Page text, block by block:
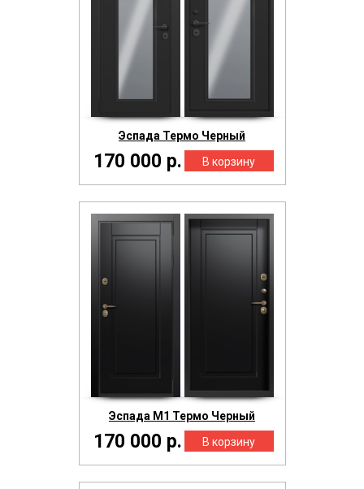
Эспада Термо Черный
170 000 р.
Эспада М1 Термо Черный
170 000 р.